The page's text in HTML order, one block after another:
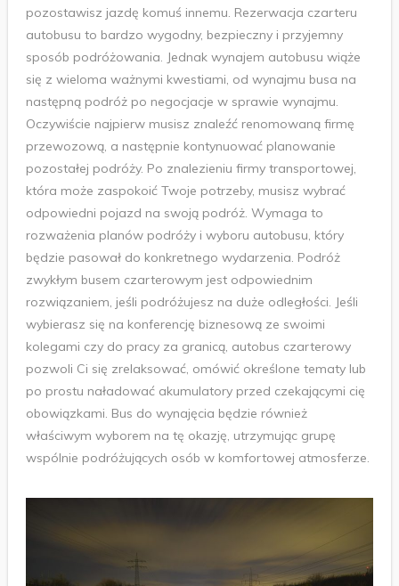
pozostawisz jazdę komuś innemu. Rezerwacja czarteru
autobusu to bardzo wygodny, bezpieczny i przyjemny
sposób podróżowania. Jednak wynajem autobusu wiąże
się z wieloma ważnymi kwestiami, od wynajmu busa na
następną podróż po negocjacje w sprawie wynajmu.
Oczywiście najpierw musisz znaleźć renomowaną firmę
przewozową, a następnie kontynuować planowanie
pozostałej podróży. Po znalezieniu firmy transportowej,
która może zaspokoić Twoje potrzeby, musisz wybrać
odpowiedni pojazd na swoją podróż. Wymaga to
rozważenia planów podróży i wyboru autobusu, który
będzie pasował do konkretnego wydarzenia. Podróż
zwykłym busem czarterowym jest odpowiednim
rozwiązaniem, jeśli podróżujesz na duże odległości. Jeśli
wybierasz się na konferencję biznesową ze swoimi
kolegami czy do pracy za granicą, autobus czarterowy
pozwoli Ci się zrelaksować, omówić określone tematy lub
po prostu naładować akumulatory przed czekającymi cię
obowiązkami. Bus do wynajęcia będzie również
właściwym wyborem na tę okazję, utrzymując grupę
wspólnie podróżujących osób w komfortowej atmosferze.